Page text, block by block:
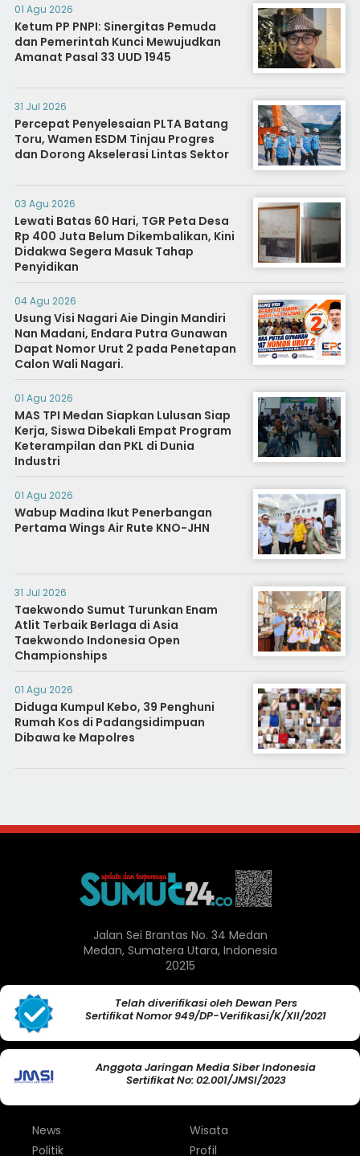
01 Agu 2026
Ketum PP PNPI: Sinergitas Pemuda
dan Pemerintah Kunci Mewujudkan
Amanat Pasal 33 UUD 1945
31 Jul 2026
Percepat Penyelesaian PLTA Batang
Toru, Wamen ESDM Tinjau Progres
dan Dorong Akselerasi Lintas Sektor
03 Agu 2026
Lewati Batas 60 Hari, TGR Peta Desa
Rp 400 Juta Belum Dikembalikan, Kini
Didakwa Segera Masuk Tahap
Penyidikan
04 Agu 2026
Usung Visi Nagari Aie Dingin Mandiri
Nan Madani, Endara Putra Gunawan
Dapat Nomor Urut 2 pada Penetapan
Calon Wali Nagari.
01 Agu 2026
MAS TPI Medan Siapkan Lulusan Siap
Kerja, Siswa Dibekali Empat Program
Keterampilan dan PKL di Dunia
Industri
01 Agu 2026
Wabup Madina Ikut Penerbangan
Pertama Wings Air Rute KNO-JHN
31 Jul 2026
Taekwondo Sumut Turunkan Enam
Atlit Terbaik Berlaga di Asia
Taekwondo Indonesia Open
Championships
01 Agu 2026
Diduga Kumpul Kebo, 39 Penghuni
Rumah Kos di Padangsidimpuan
Dibawa ke Mapolres
Jalan Sei Brantas No. 34 Medan
Medan, Sumatera Utara, Indonesia
20215
Telah diverifikasi oleh Dewan Pers
Sertifikat Nomor 949/DP-Verifikasi/K/XII/2021
Anggota Jaringan Media Siber Indonesia
Sertifikat No: 02.001/JMSI/2023
News
Politik
Wisata
Profil